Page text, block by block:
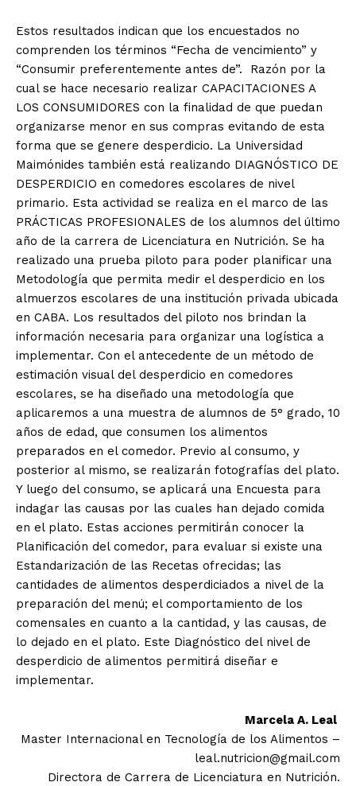
Estos resultados indican que los encuestados no
comprenden los términos “Fecha de vencimiento” y
“Consumir preferentemente antes de”. Razón por la
cual se hace necesario realizar CAPACITACIONES A
LOS CONSUMIDORES con la finalidad de que puedan
organizarse menor en sus compras evitando de esta
forma que se genere desperdicio. La Universidad
Maimónides también está realizando DIAGNÓSTICO DE
DESPERDICIO en comedores escolares de nivel
primario. Esta actividad se realiza en el marco de las
PRÁCTICAS PROFESIONALES de los alumnos del último
año de la carrera de Licenciatura en Nutrición. Se ha
realizado una prueba piloto para poder planificar una
Metodología que permita medir el desperdicio en los
almuerzos escolares de una institución privada ubicada
en CABA. Los resultados del piloto nos brindan la
información necesaria para organizar una logística a
implementar. Con el antecedente de un método de
estimación visual del desperdicio en comedores
escolares, se ha diseñado una metodología que
aplicaremos a una muestra de alumnos de 5° grado, 10
años de edad, que consumen los alimentos
preparados en el comedor. Previo al consumo, y
posterior al mismo, se realizarán fotografías del plato.
Y luego del consumo, se aplicará una Encuesta para
indagar las causas por las cuales han dejado comida
en el plato. Estas acciones permitirán conocer la
Planificación del comedor, para evaluar si existe una
Estandarización de las Recetas ofrecidas; las
cantidades de alimentos desperdiciados a nivel de la
preparación del menú; el comportamiento de los
comensales en cuanto a la cantidad, y las causas, de
lo dejado en el plato. Este Diagnóstico del nivel de
desperdicio de alimentos permitirá diseñar e
implementar.
Marcela A. Leal
Master Internacional en Tecnología de los Alimentos –
leal.nutricion@gmail.com
Directora de Carrera de Licenciatura en Nutrición.